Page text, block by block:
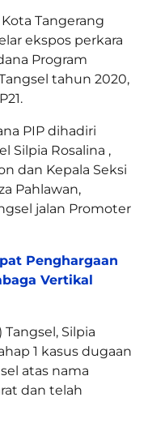
Tangerang
ekspos perkara
Program
tahun 2020,
PIP dihadiri
Silpia Rosalina ,
dan Kepala Seksi
Pahlawan,
jalan Promoter
Penghargaan
Vertikal
Silpia
1 kasus dugaan
atas nama
dan telah